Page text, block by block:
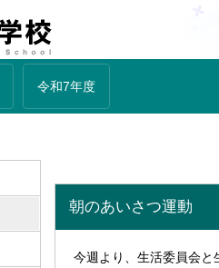
令和7年度
朝のあいさつ運動
今週より、生活委員会と